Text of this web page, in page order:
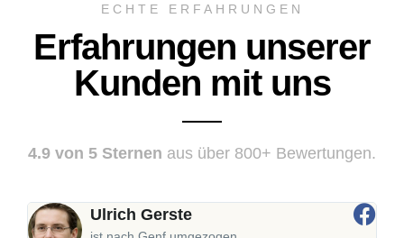
ECHTE ERFAHRUNGEN
Erfahrungen unserer
Kunden mit uns
4.9 von 5 Sternen aus über 800+ Bewertungen.
Ulrich Gerste